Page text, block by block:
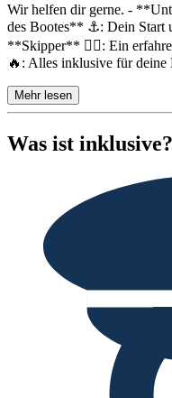
Wir helfen dir gerne. -
des Bootes** ⚓: Dein Start
**Skipper** 👨‍✈️: Ein
🔥: Alles inklusive für deine
Mehr lesen
Was ist inklusive?